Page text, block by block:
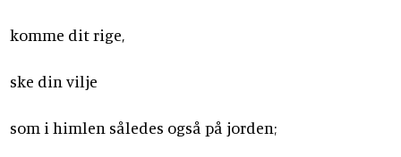
komme dit rige,
ske din vilje
som i himlen således også på jorden;